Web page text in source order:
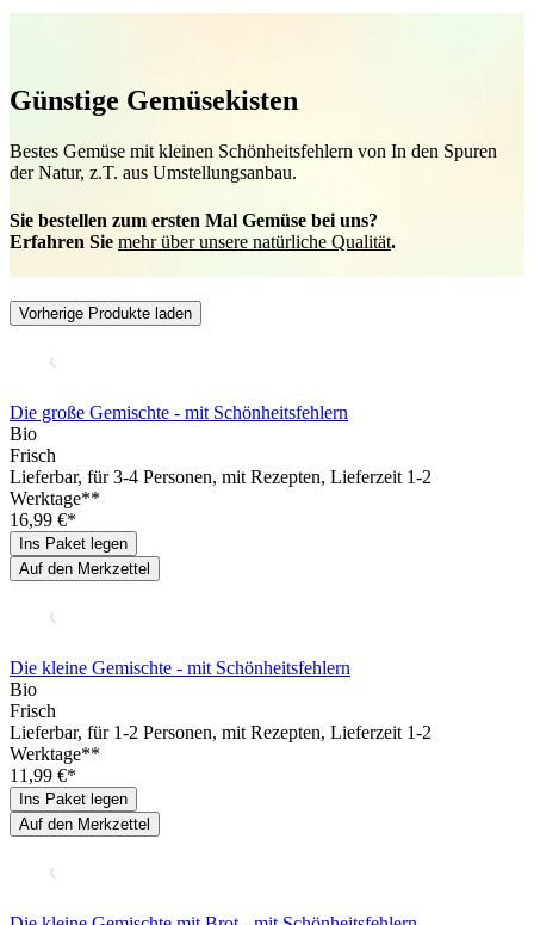
Günstige Gemüsekisten
Bestes Gemüse mit kleinen Schönheitsfehlern von In den Spuren
der Natur, z.T. aus Umstellungsanbau.
Sie bestellen zum ersten Mal Gemüse bei uns?
Erfahren Sie mehr über unsere natürliche Qualität.
Vorherige Produkte laden
Die große Gemischte - mit Schönheitsfehlern
Bio
Frisch
Lieferbar, für 3-4 Personen, mit Rezepten, Lieferzeit 1-2
Werktage**
16,99 €*
Ins Paket legen
Auf den Merkzettel
Die kleine Gemischte - mit Schönheitsfehlern
Bio
Frisch
Lieferbar, für 1-2 Personen, mit Rezepten, Lieferzeit 1-2
Werktage**
11,99 €*
Ins Paket legen
Auf den Merkzettel